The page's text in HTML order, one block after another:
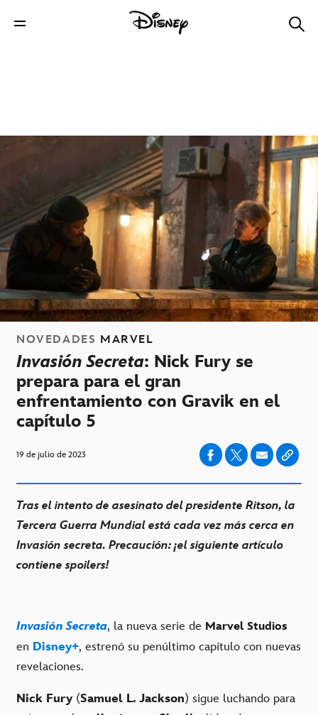
NOVEDADES MARVEL
Invasión Secreta: Nick Fury se
prepara para el gran
enfrentamiento con Gravik en el
capítulo 5
19 de julio de 2023
Tras el intento de asesinato del presidente Ritson, la
Tercera Guerra Mundial está cada vez más cerca en
Invasión secreta. Precaución: ¡el siguiente artículo
contiene spoilers!
Invasión Secreta, la nueva serie de Marvel Studios
en Disney+, estrenó su penúltimo capítulo con nuevas
revelaciones.
Nick Fury (Samuel L. Jackson) sigue luchando para